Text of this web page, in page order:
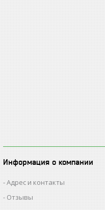
Информация о компании
Адрес и контакты
Отзывы